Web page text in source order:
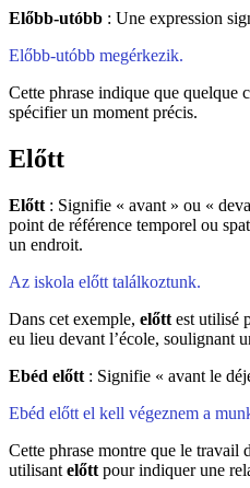
Előbb-utóbb : Une expression
Előbb-utóbb megérkezik.
Cette phrase indique que quelque
spécifier un moment précis.
Előtt
Előtt : Signifie « avant » ou «
point de référence temporel ou
un endroit.
Az iskola előtt találkoztunk.
Dans cet exemple, előtt est utilisé
eu lieu devant l’école, soulignant
Ebéd előtt : Signifie « avant le
Ebéd előtt el kell végeznem a
Cette phrase montre que le travail
utilisant előtt pour indiquer une